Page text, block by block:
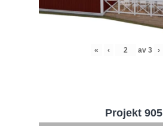
« ‹ av 3 ›
Projekt 905